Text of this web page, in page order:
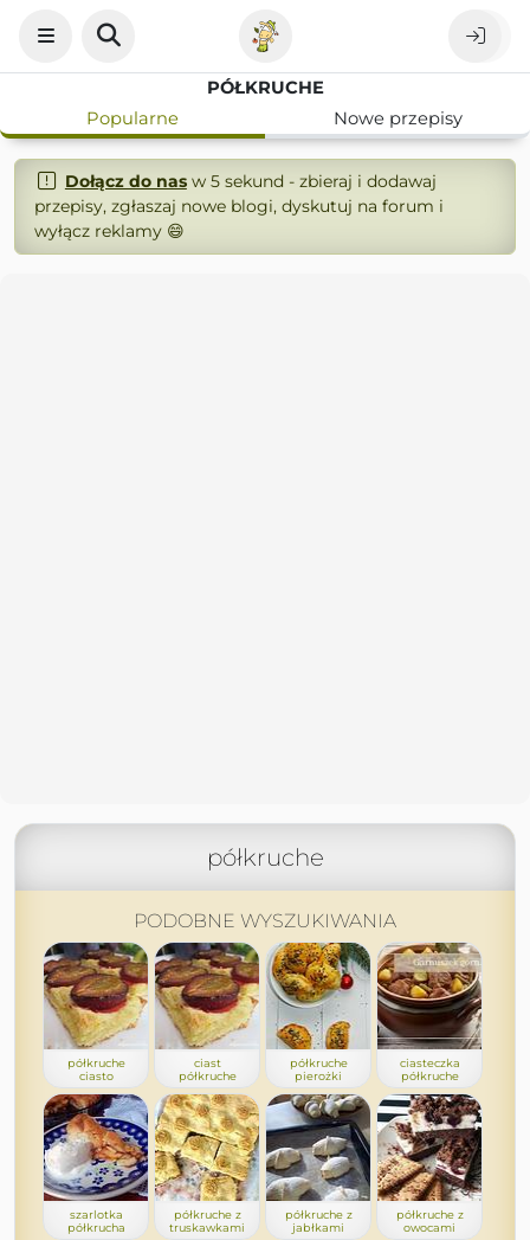
PÓŁKRUCHE
Popularne
Nowe przepisy
Dołącz do nasw 5 sekund - zbieraj i dodawaj
przepisy, zgłaszaj nowe blogi, dyskutuj na forum i
wyłącz reklamy 😄
półkruche
PODOBNE WYSZUKIWANIA
półkruche
ciasto
ciast
półkruche
półkruche
pierożki
ciasteczka
półkruche
szarlotka
półkrucha
półkruche z
truskawkami
półkruche z
jabłkami
półkruche z
owocami